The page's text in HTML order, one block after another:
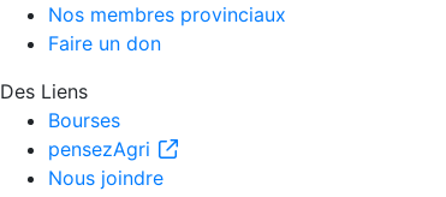
Nos membres provinciaux
Faire un don
Des Liens
Bourses
pensezAgri
Nous joindre